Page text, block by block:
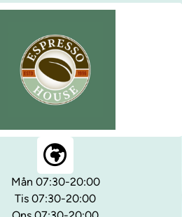
Mån 07:30-20:00
Tis 07:30-20:00